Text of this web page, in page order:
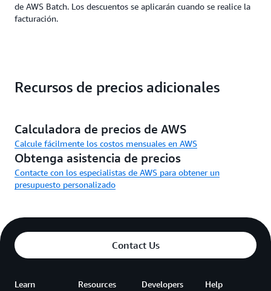
de AWS Batch. Los descuentos se aplicarán cuando se realice la
facturación.
Recursos de precios adicionales
Calculadora de precios de AWS
Calcule fácilmente los costos mensuales en AWS
Obtenga asistencia de precios
Contacte con los especialistas de AWS para obtener un
presupuesto personalizado
Contact Us
Learn Resources Developers Help